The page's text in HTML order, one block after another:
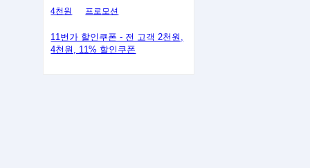
4천원 프로모션
11번가 할인쿠폰 - 전 고객 2천원,
4천원, 11% 할인쿠폰